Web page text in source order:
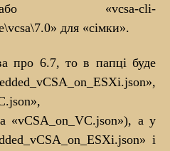
«vcsa-cli-
для «сімки».
про 6.7, то в папці буде
«vCSA_on_VC.json»), а у
і